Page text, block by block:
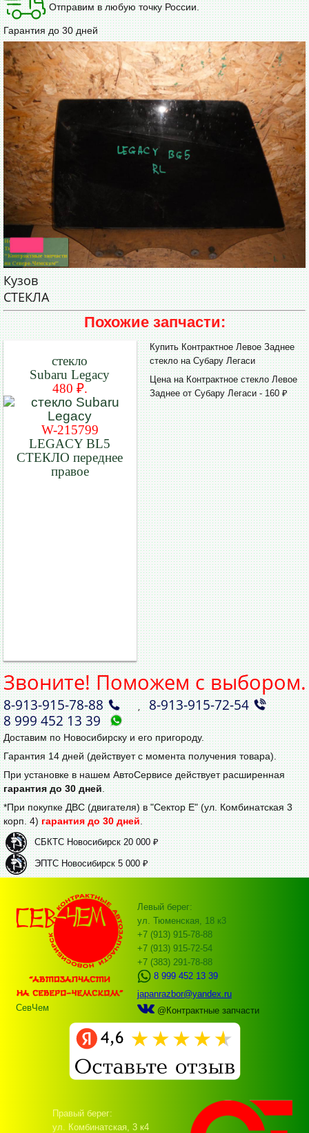
Отправим в любую точку России.
Гарантия до 30 дней
Кузов
СТЕКЛА
Похожие запчасти:
стекло
Subaru Legacy
480 ₽.
W-215799
LEGACY BL5
СТЕКЛО переднее
правое
Купить Контрактное Левое Заднее
стекло на Субару Легаси
Цена на Контрактное стекло Левое
Заднее от Субару Легаси - 160 ₽
Звоните! Поможем с выбором.
8‑913‑915‑78‑88 ,8‑913‑915‑72‑54
8 999 452 13 39
Доставим по Новосибирску и его пригороду.
Гарантия 14 дней (действует с момента получения товара).
При установке в нашем АвтоСервисе действует расширенная
гарантия до 30 дней.
*При покупке ДВС (двигателя) в "Сектор Е" (ул. Комбинатская 3
корп. 4)гарантия до 30 дней.
СБКТС Новосибирск 20 000 ₽
ЭПТС Новосибирск 5 000 ₽
СевЧем
Левый берег:
ул. Тюменская, 18 к3
+7 (913) 915-78-88
+7 (913) 915-72-54
+7 (383) 291-78-88
8 999 452 13 39
japanrazbor@yandex.ru
@Контрактные запчасти
Правый берег:
ул. Комбинатская, 3 к4